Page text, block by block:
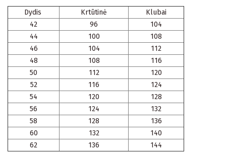
Dydis Krtūtinė
Klubai
42
96
104
44
100
108
46
104
112
48
108
116
50
112
120
52
116
124
54
120
128
56
124
132
58
128
136
60
132
140
62
136 144